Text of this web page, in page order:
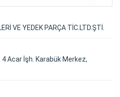
VE YEDEK PARÇA TİC.LTD.ŞTİ.
4 Acar İşh. Karabük Merkez,